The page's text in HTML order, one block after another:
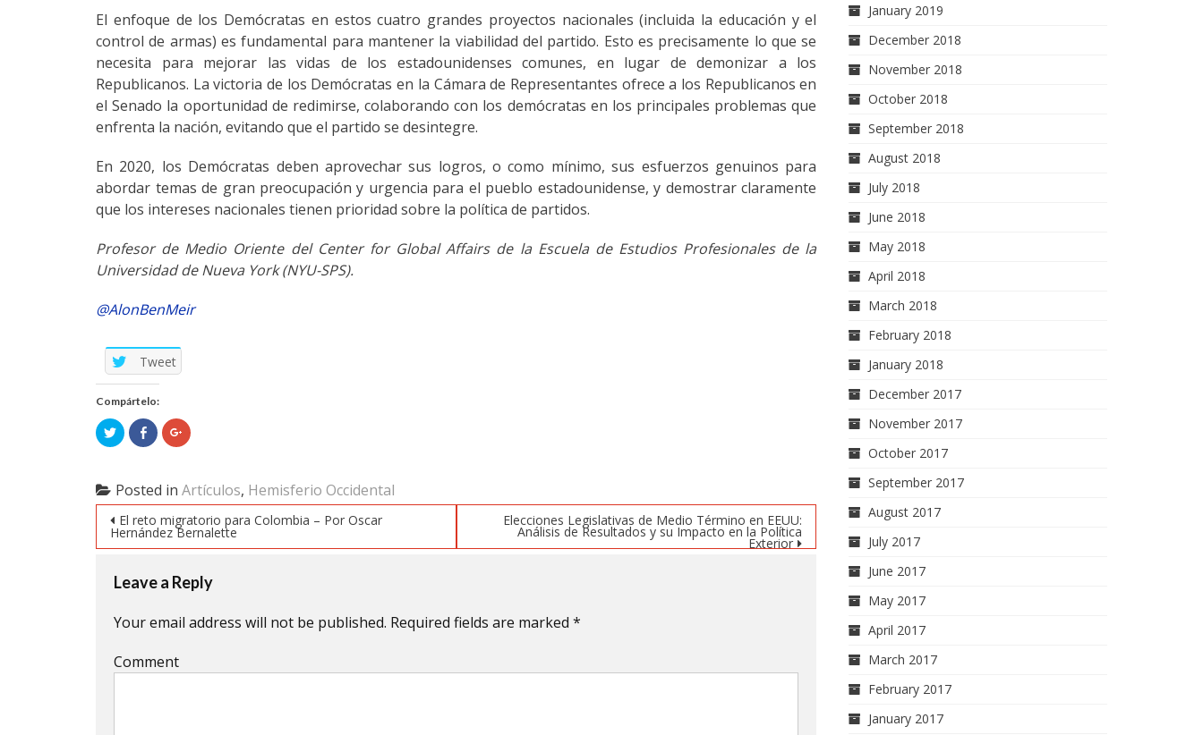
El enfoque de los Demócratas en estos cuatro grandes proyectos nacionales (incluida la educación y el
control de armas) es fundamental para mantener la viabilidad del partido. Esto es precisamente lo que se
necesita para mejorar las vidas de los estadounidenses comunes, en lugar de demonizar a los
Republicanos. La victoria de los Demócratas en la Cámara de Representantes ofrece a los Republicanos en
el Senado la oportunidad de redimirse, colaborando con los demócratas en los principales problemas que
enfrenta la nación, evitando que el partido se desintegre.
En 2020, los Demócratas deben aprovechar sus logros, o como mínimo, sus esfuerzos genuinos para
abordar temas de gran preocupación y urgencia para el pueblo estadounidense, y demostrar claramente
que los intereses nacionales tienen prioridad sobre la política de partidos.
Profesor de Medio Oriente del Center for Global Affairs de la Escuela de Estudios Profesionales de la
Universidad de Nueva York (NYU-SPS).
@AlonBenMeir
Tweet
Compártelo:
Click
to
share
(Opens
in
new
window)
Click
to
share
(Opens
in
new
window)
Click
to
(Opens
in
new
window)
Posted inArtículos, Hemisferio Occidental
Post navigation
El reto migratorio para Colombia – Por Oscar
Hernández Bernalette
Elecciones Legislativas de Medio Término en EEUU:
Análisis de Resultados y su Impacto en la Política
Exterior
Leave a Reply
Your email address will not be published. Required fields are marked*
Comment
January 2019
December 2018
November 2018
October 2018
September 2018
August 2018
July 2018
June 2018
May 2018
April 2018
March 2018
February 2018
January 2018
December 2017
November 2017
October 2017
September 2017
August 2017
July 2017
June 2017
May 2017
April 2017
March 2017
February 2017
January 2017